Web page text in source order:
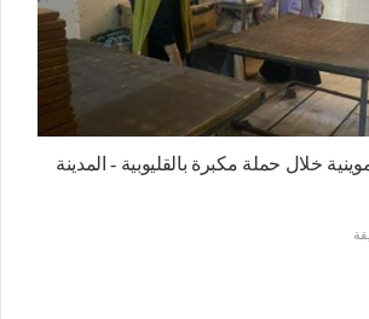
تموينية خلال حملة مكبرة بالقليوبية - المدينة